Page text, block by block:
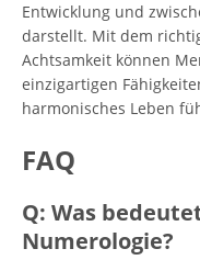
Entwicklung und
darstellt. Mit dem
Achtsamkeit können
einzigartigen
harmonisches Leben
FAQ
Q: Was
Numerologie?